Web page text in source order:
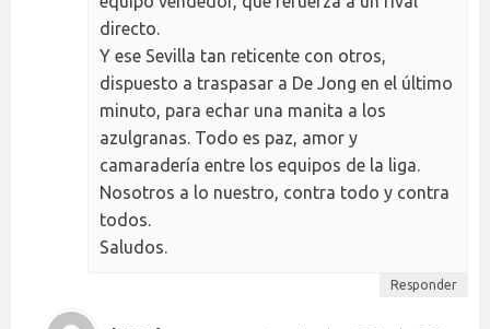
directo.
Y ese Sevilla tan reticente con otros,
dispuesto a traspasar a De Jong en el último
minuto, para echar una manita a los
azulgranas. Todo es paz, amor y
camaradería entre los equipos de la liga.
Nosotros a lo nuestro, contra todo y contra
todos.
Saludos.
Responder